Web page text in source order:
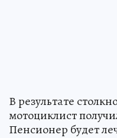
В результате
мотоциклист
Пенсионер будет